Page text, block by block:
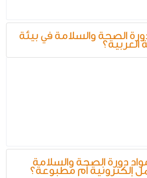
الصحة والسلامة في بيئة
العربية؟
دورة الصحة والسلامة
إلكترونية أم مطبوعة؟